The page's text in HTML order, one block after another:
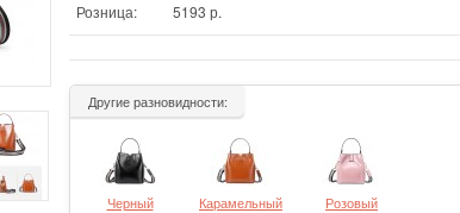
Розница:
5193 р.
Другие разновидности:
Черный Карамельный Розовый